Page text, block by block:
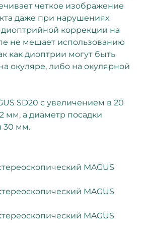
четкое изображение
даже при нарушениях
коррекции на
не мешает использованию
как диоптрии могут быть
окуляре, либо на окулярной
SD20 с увеличением в 20
мм, а диаметр посадки
30 мм.
MAGUS
MAGUS
MAGUS